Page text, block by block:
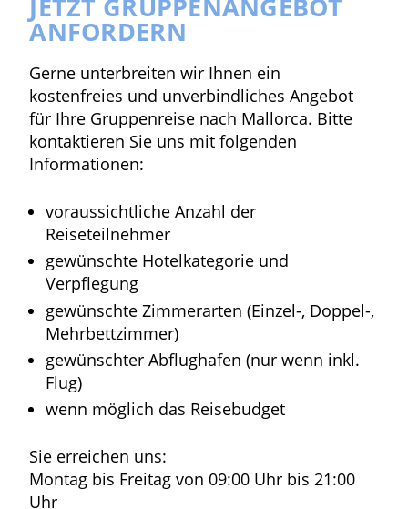
ANFORDERN
Gerne unterbreiten wir Ihnen ein
kostenfreies und unverbindliches Angebot
für Ihre Gruppenreise nach Mallorca. Bitte
kontaktieren Sie uns mit folgenden
Informationen:
voraussichtliche Anzahl der
Reiseteilnehmer
gewünschte Hotelkategorie und
Verpflegung
gewünschte Zimmerarten (Einzel-, Doppel-,
Mehrbettzimmer)
gewünschter Abflughafen (nur wenn inkl.
Flug)
wenn möglich das Reisebudget
Sie erreichen uns:
Montag bis Freitag von 09:00 Uhr bis 21:00
Uhr